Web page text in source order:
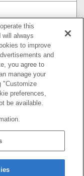
ja
Pilvipalvelutiedot
this
will always
to improve
and
you agree to
manage your
"Customize
preferences,
be available.